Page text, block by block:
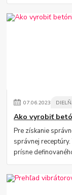
07.06.2023
Ako vyrobiť
Pre získanie
správnej
prísne